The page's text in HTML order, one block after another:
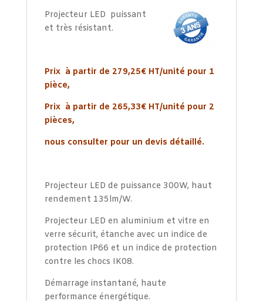
Projecteur LED puissant
et très résistant.
Prix à partir de 279,25€ HT/unité pour 1
pièce,
Prix à partir de 265,33€ HT/unité pour 2
pièces,
nous consulter pour un devis détaillé.
Projecteur LED de puissance 300W, haut
rendement 135lm/W.
Projecteur LED en aluminium et vitre en
verre sécurit, étanche avec un indice de
protection IP66 et un indice de protection
contre les chocs IK08.
Démarrage instantané, haute
performance énergétique.